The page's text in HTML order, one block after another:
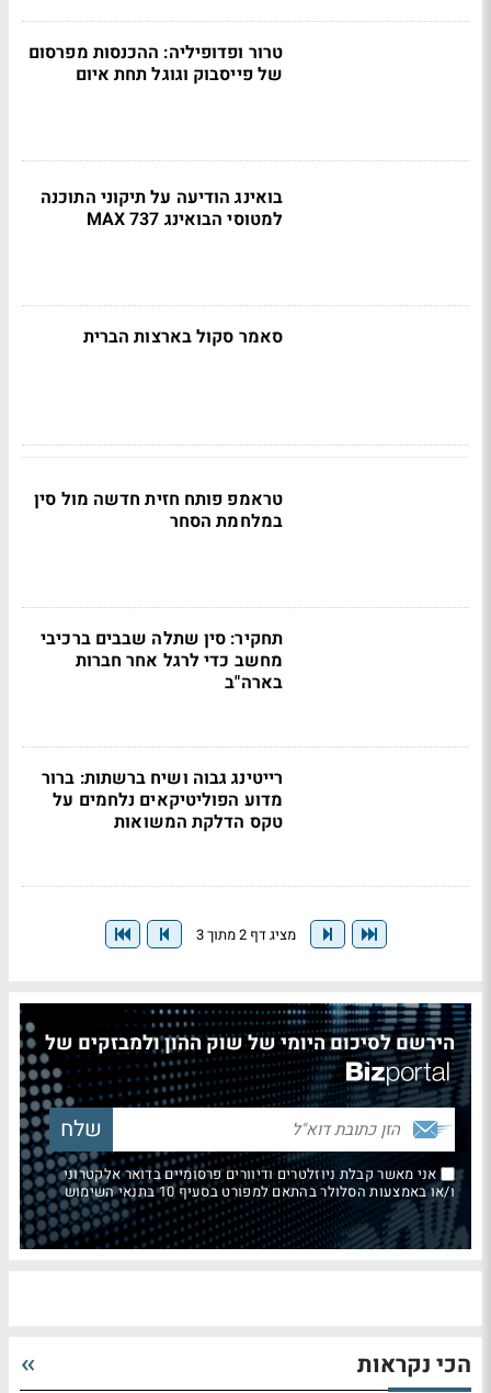
טרור ופדופיליה: ההכנסות מפרסום
של פייסבוק וגוגל תחת איום
בואינג הודיעה על תיקוני התוכנה
למטוסי הבואינג 737 MAX
סאמר סקול בארצות הברית
טראמפ פותח חזית חדשה מול סין
במלחמת הסחר
תחקיר: סין שתלה שבבים ברכיבי
מחשב כדי לרגל אחר חברות
בארה"ב
רייטינג גבוה ושיח ברשתות: ברור
מדוע הפוליטיקאים נלחמים על
טקס הדלקת המשואות
מציג דף 2 מתוך 3
הירשם לסיכום היומי של שוק ההון ולמבזקים של
אני מאשר קבלת ניוזלטרים ודיוורים פרסומיים בדואר אלקטרוני
ו/או באמצעות הסלולר בהתאם למפורט בסעיף 10 בתנאי השימוש
הכי נקראות